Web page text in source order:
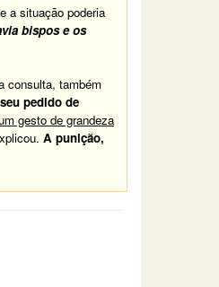
a situação poderia
bispos e os
consulta, também
pedido de
gesto de grandeza
A punição,